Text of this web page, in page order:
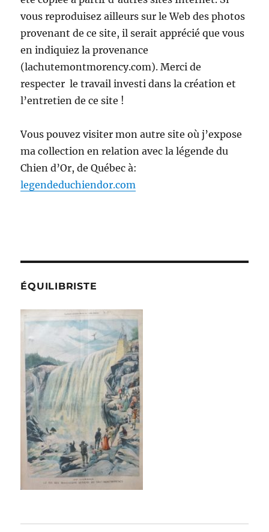
vous reproduisez ailleurs sur le Web des photos
provenant de ce site, il serait apprécié que vous
en indiquiez la provenance
(lachutemontmorency.com). Merci de
respecter le travail investi dans la création et
l’entretien de ce site !
Vous pouvez visiter mon autre site où j’expose
ma collection en relation avec la légende du
Chien d’Or, de Québec à:
legendeduchiendor.com
ÉQUILIBRISTE